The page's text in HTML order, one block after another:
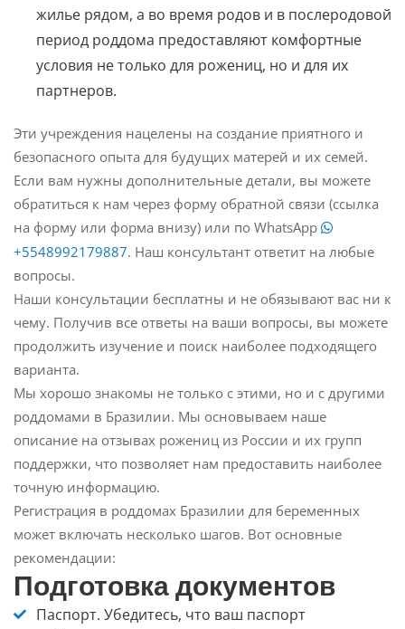
жилье рядом, а во время родов и в послеродовой
период роддома предоставляют комфортные
условия не только для рожениц, но и для их
партнеров.
Эти учреждения нацелены на создание приятного и
безопасного опыта для будущих матерей и их семей.
Если вам нужны дополнительные детали, вы можете
обратиться к нам через форму обратной связи (ссылка
на форму или форма внизу) или по WhatsApp
+5548992179887. Наш консультант ответит на любые
вопросы.
Наши консультации бесплатны и не обязывают вас ни к
чему. Получив все ответы на ваши вопросы, вы можете
продолжить изучение и поиск наиболее подходящего
варианта.
Мы хорошо знакомы не только с этими, но и с другими
роддомами в Бразилии. Мы основываем наше
описание на отзывах рожениц из России и их групп
поддержки, что позволяет нам предоставить наиболее
точную информацию.
Регистрация в роддомах Бразилии для беременных
может включать несколько шагов. Вот основные
рекомендации:
Подготовка документов
Паспорт. Убедитесь, что ваш паспорт